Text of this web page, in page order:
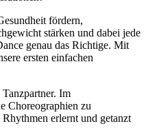
fördern,
stärken und dabei jede
genau das Richtige. Mit
ersten einfachen
Im
Choreographien zu
erlernt und getanzt